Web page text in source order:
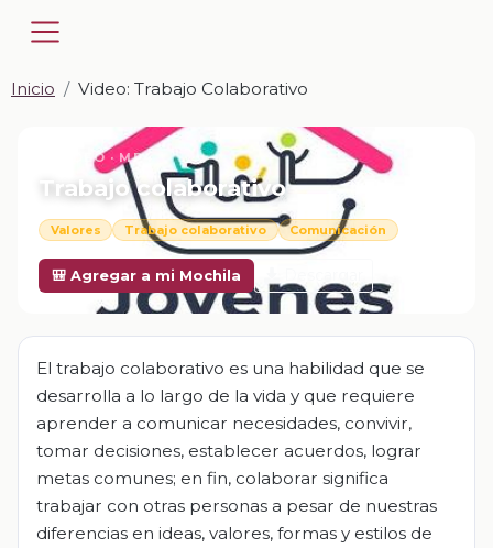
Inicio Video: Trabajo Colaborativo
📎 VIDEO · MP4
Trabajo colaborativo
Valores Trabajo colaborativo Comunicación
🎒 Agregar a mi Mochila
El trabajo colaborativo es una habilidad que se
desarrolla a lo largo de la vida y que requiere
aprender a comunicar necesidades, convivir,
tomar decisiones, establecer acuerdos, lograr
metas comunes; en fin, colaborar significa
trabajar con otras personas a pesar de nuestras
diferencias en ideas, valores, formas y estilos de